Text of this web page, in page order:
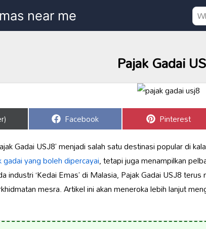
Pajak Gadai
Share
on
Facebook Share
on
Pinterest
Gadai USJ8’ menjadi salah satu destinasi popular di
gadai yang boleh dipercayai, tetapi juga menampilkan
industri ‘Kedai Emas’ di Malasia, Pajak Gadai USJ8
mesra. Artikel ini akan meneroka lebih lanjut